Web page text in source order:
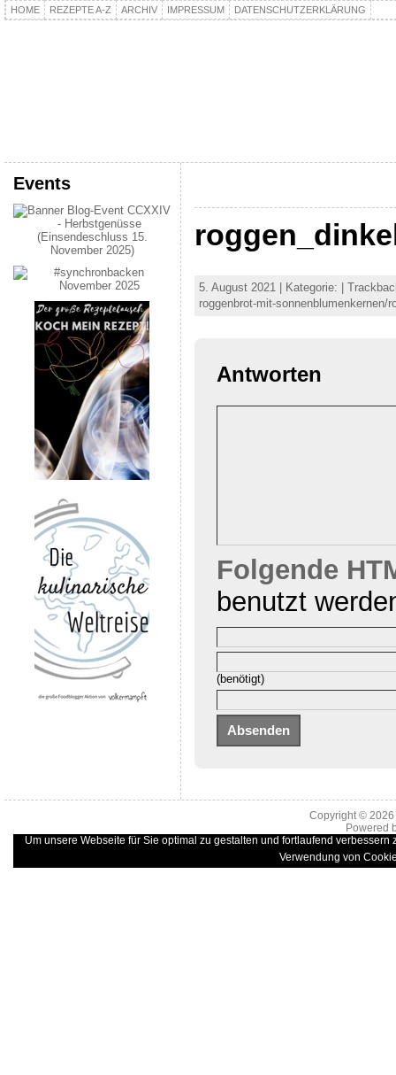
HOME REZEPTE A-Z ARCHIV IMPRESSUM DATENSCHUTZERKLÄRUNG
Events
5. August 2021 | Kategorie: |
roggenbrot-mit-
Antworten
Folgende
benutzt
(benötigt)
Copyright ©
Powered
Um unsere Webseite für Sie optimal zu gestalten und fortlaufend
Verwendung von